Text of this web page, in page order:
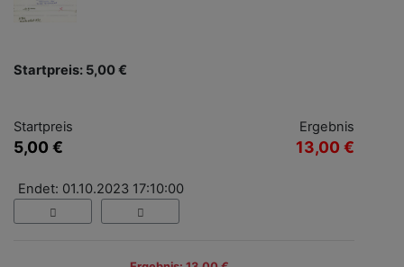
Startpreis: 5,00 €
Startpreis
5,00 €
Ergebnis
13,00 €
Endet: 01.10.2023 17:10:00